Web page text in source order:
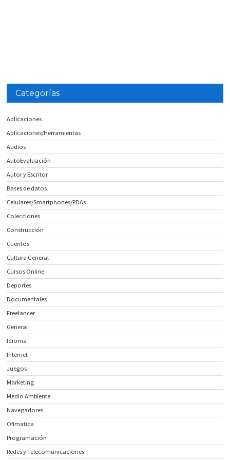
Categorías
Aplicaciones
Aplicaciones/Herramientas
Audios
AutoEvaluación
Autor y Escritor
Bases de datos
Celulares/Smartphones/PDAs
Colecciones
Construcción
Cuentos
Cultura General
Cursos Online
Deportes
Documentales
Freelancer
General
Idioma
Internet
Juegos
Marketing
Medio Ambiente
Navegadores
Ofimatica
Programación
Redes y Telecomunicaciones